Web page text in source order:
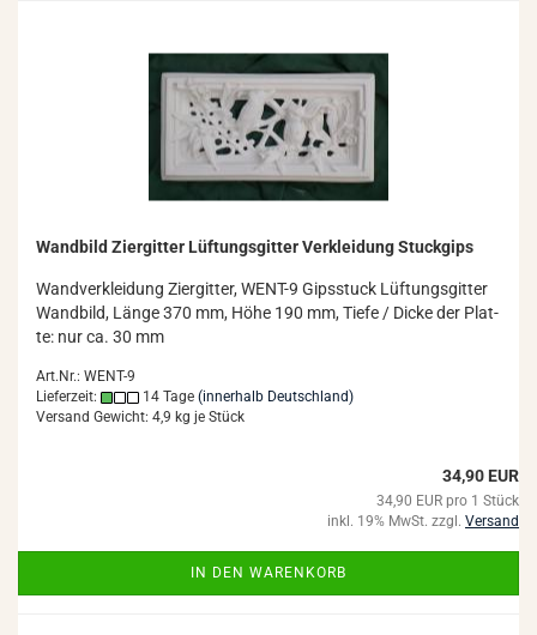
Wand­bild Zi­er­git­ter Lüf­tungs­git­ter Ver­klei­dung Stuck­gips
Wand­ver­klei­dung Zi­er­git­ter, WENT-​9 Gips­stuck Lüf­tungs­git­ter
Wand­bild, Länge 370 mm, Höhe 190 mm, Tiefe / Dicke der Plat­
te: nur ca. 30 mm
Art.Nr.: WENT-9
Lieferzeit:
14 Tage (innerhalb Deutschland)
Versand Gewicht: 4,9 kg je Stück
34,90 EUR
34,90 EUR pro 1 Stück
inkl. 19% MwSt. zzgl. Versand
IN DEN WARENKORB